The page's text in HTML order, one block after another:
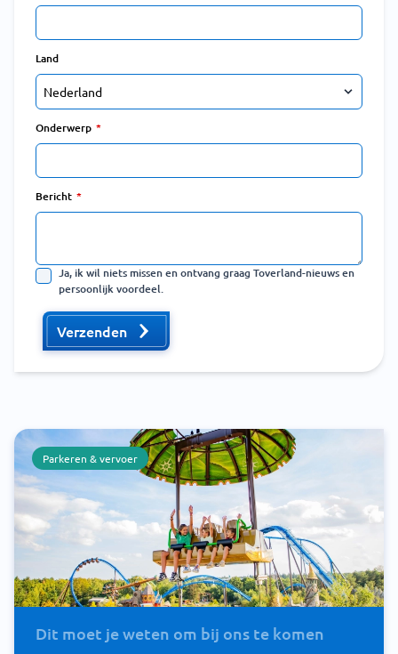
Land
Onderwerp
Bericht
Ja, ik wil niets missen en ontvang graag Toverland-nieuws en
persoonlijk voordeel.
Verzenden
Parkeren & vervoer
Dit moet je weten om bij ons te komen